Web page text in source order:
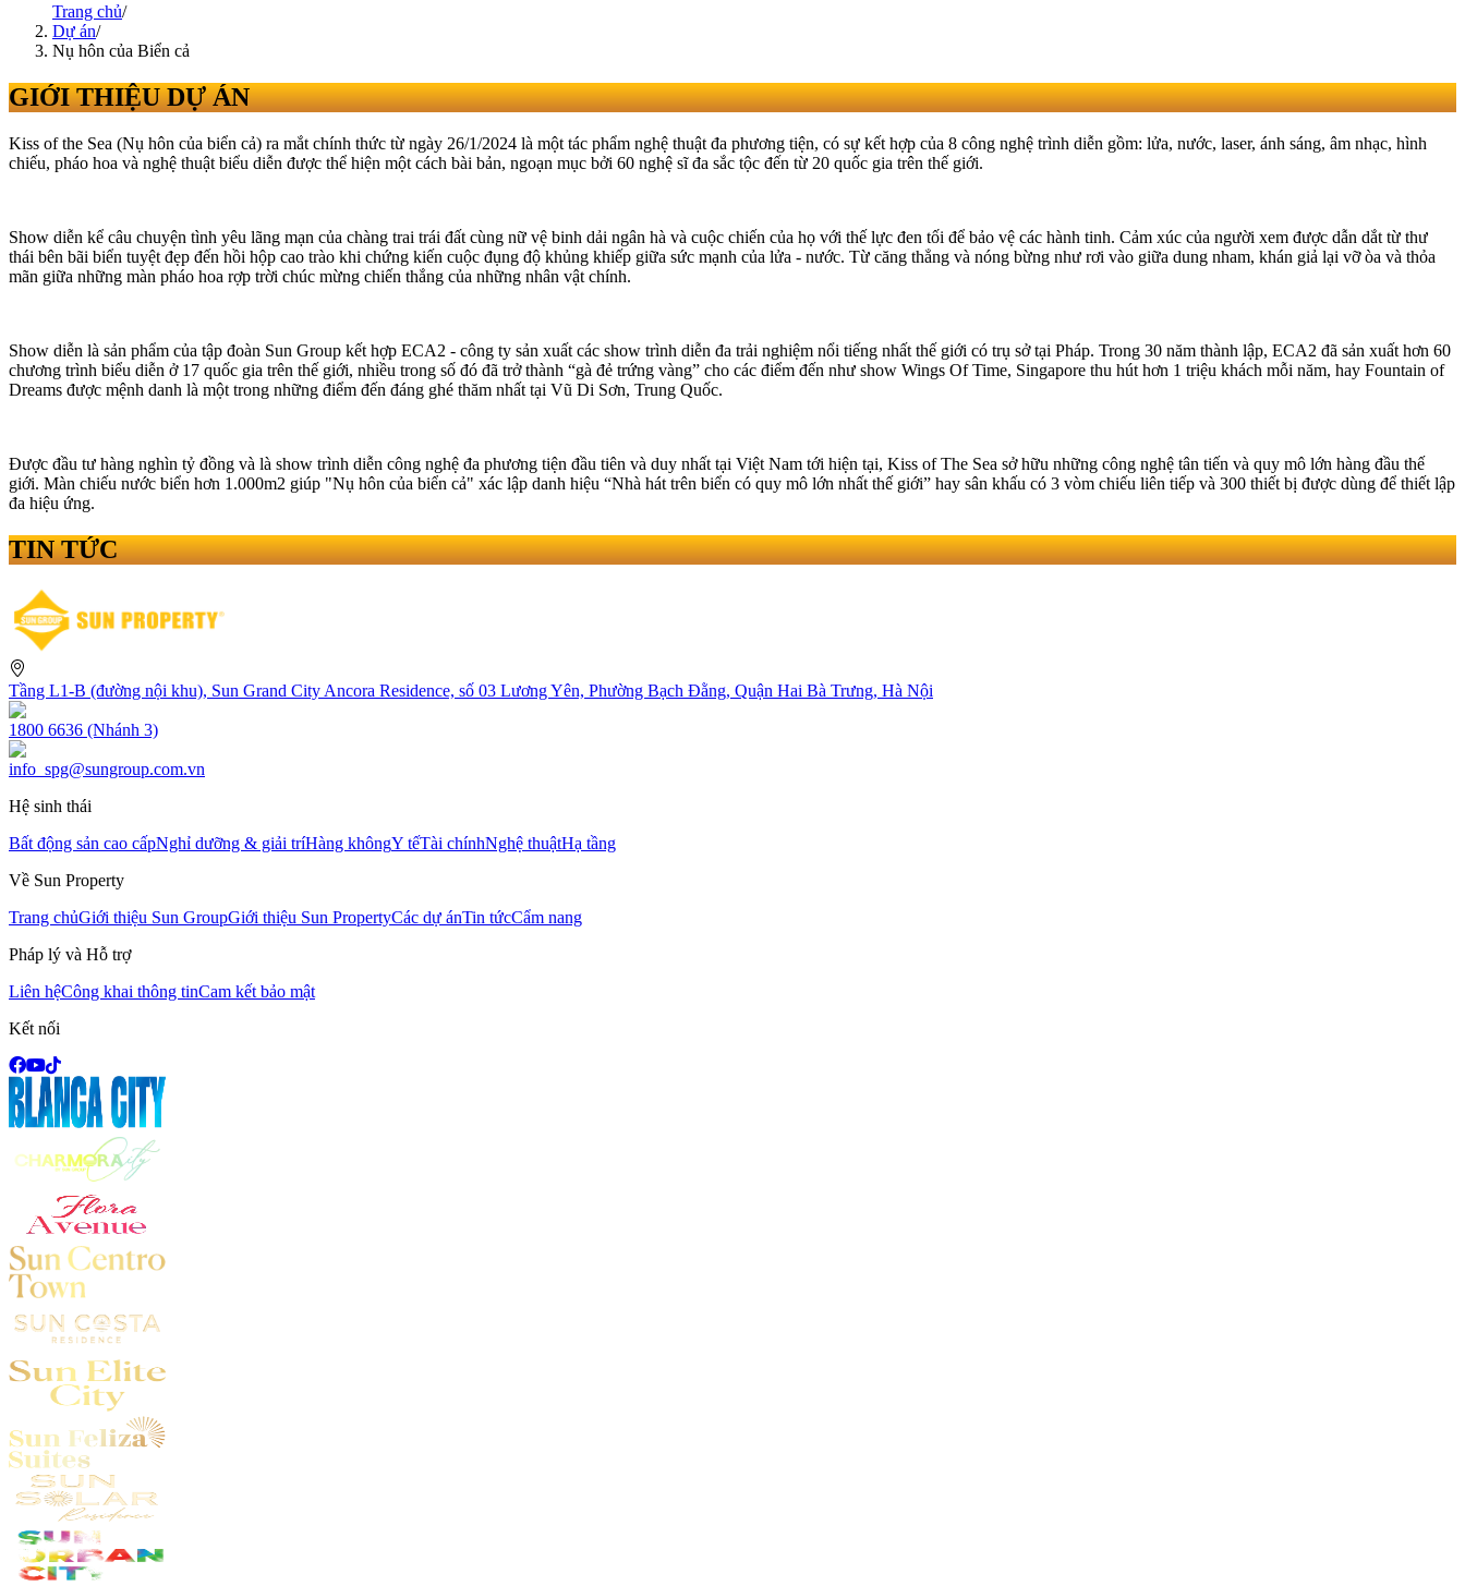
Trang chủ/
Dự án/
Nụ hôn của Biển cả
GIỚI THIỆU DỰ ÁN
Kiss of the Sea (Nụ hôn của biển cả) ra mắt chính thức từ ngày 26/1/2024 là một tác phẩm nghệ thuật đa phương tiện, có sự kết hợp của 8 công nghệ trình diễn gồm: lửa, nước, laser, ánh sáng, âm nhạc, hình
chiếu, pháo hoa và nghệ thuật biểu diễn được thể hiện một cách bài bản, ngoạn mục bởi 60 nghệ sĩ đa sắc tộc đến từ 20 quốc gia trên thế giới.
Show diễn kể câu chuyện tình yêu lãng mạn của chàng trai trái đất cùng nữ vệ binh dải ngân hà và cuộc chiến của họ với thế lực đen tối để bảo vệ các hành tinh. Cảm xúc của người xem được dẫn dắt từ thư
thái bên bãi biển tuyệt đẹp đến hồi hộp cao trào khi chứng kiến cuộc đụng độ khủng khiếp giữa sức mạnh của lửa - nước. Từ căng thẳng và nóng bừng như rơi vào giữa dung nham, khán giả lại vỡ òa và thỏa
mãn giữa những màn pháo hoa rợp trời chúc mừng chiến thắng của những nhân vật chính.
Show diễn là sản phẩm của tập đoàn Sun Group kết hợp ECA2 - công ty sản xuất các show trình diễn đa trải nghiệm nổi tiếng nhất thế giới có trụ sở tại Pháp. Trong 30 năm thành lập, ECA2 đã sản xuất hơn 60
chương trình biểu diễn ở 17 quốc gia trên thế giới, nhiều trong số đó đã trở thành “gà đẻ trứng vàng” cho các điểm đến như show Wings Of Time, Singapore thu hút hơn 1 triệu khách mỗi năm, hay Fountain of
Dreams được mệnh danh là một trong những điểm đến đáng ghé thăm nhất tại Vũ Di Sơn, Trung Quốc.
Được đầu tư hàng nghìn tỷ đồng và là show trình diễn công nghệ đa phương tiện đầu tiên và duy nhất tại Việt Nam tới hiện tại, Kiss of The Sea sở hữu những công nghệ tân tiến và quy mô lớn hàng đầu thế
giới. Màn chiếu nước biển hơn 1.000m2 giúp "Nụ hôn của biển cả" xác lập danh hiệu “Nhà hát trên biển có quy mô lớn nhất thế giới” hay sân khấu có 3 vòm chiếu liên tiếp và 300 thiết bị được dùng để thiết lập
đa hiệu ứng.
TIN TỨC
Tầng L1-B (đường nội khu), Sun Grand City Ancora Residence, số 03 Lương Yên, Phường Bạch Đằng, Quận Hai Bà Trưng, Hà Nội
1800 6636 (Nhánh 3)
info_spg@sungroup.com.vn
Hệ sinh thái
Bất động sản cao cấpNghỉ dưỡng & giải tríHàng khôngY tếTài chínhNghệ thuậtHạ tầng
Về Sun Property
Trang chủGiới thiệu Sun GroupGiới thiệu Sun PropertyCác dự ánTin tứcCẩm nang
Pháp lý và Hỗ trợ
Liên hệCông khai thông tinCam kết bảo mật
Kết nối